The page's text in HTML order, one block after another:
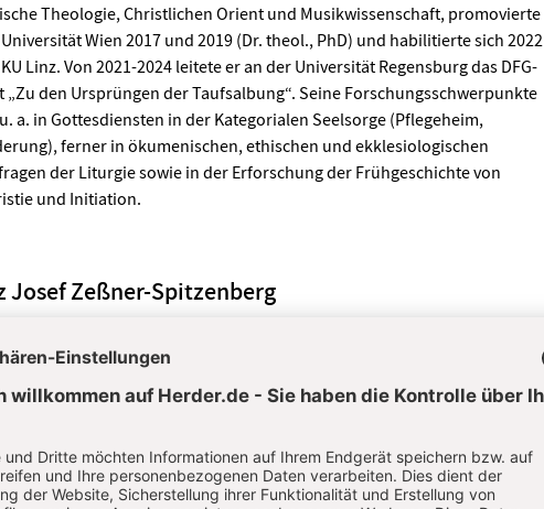
Theologie, Christlichen Orient und Musikwissenschaft, promovierte
Wien 2017 und 2019 (Dr. theol., PhD) und habilitierte sich 2022
Linz. Von 2021-2024 leitete er an der Universität Regensburg das DFG-
„Zu den Ursprüngen der Taufsalbung“. Seine Forschungsschwerpunkte
a. in Gottesdiensten in der Kategorialen Seelsorge (Pflegeheim,
ferner in ökumenischen, ethischen und ekklesiologischen
der Liturgie sowie in der Erforschung der Frühgeschichte von
und Initiation.
Josef Zeßner-Spitzenberg
30. März 2026S. 90-91